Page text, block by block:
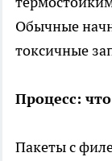
Обычные
токсичные
Процесс:
Пакеты с